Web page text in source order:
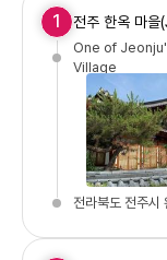
1 전주 한옥 마
One of
Village
전라북도 전주